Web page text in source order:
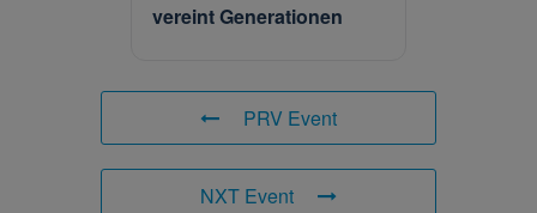
vereint Generationen
PRV Event
NXT Event